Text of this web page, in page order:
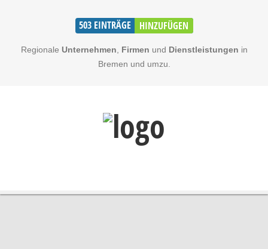
503 EINTRÄGE HINZUFÜGEN
Regionale Unternehmen Firmen und Dienstleistungen in
Bremen und umzu.